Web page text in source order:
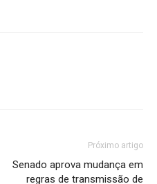
Próximo artigo
Senado aprova mudança em
regras de transmissão de